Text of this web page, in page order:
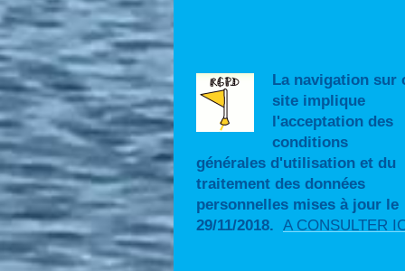
La navigation sur
site implique
l'acceptation des
conditions
générales d'utilisation et du
traitement des données
personnelles mises à jour le
29/11/2018. A CONSULTER